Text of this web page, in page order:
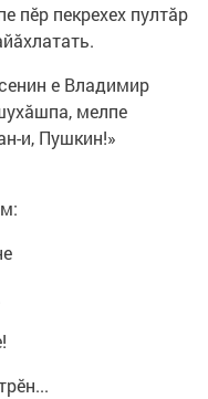
пӗр пекрехех пултăр
е Владимир
мелпе
и, Пушкин!»